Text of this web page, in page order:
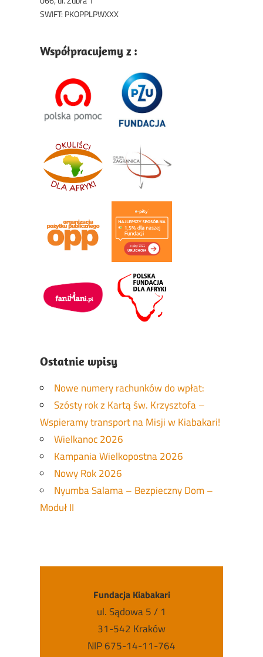
SWIFT: PKOPPLPWXXX
Współpracujemy z :
Ostatnie wpisy
Nowe numery rachunków do wpłat:
Szósty rok z Kartą św. Krzysztofa –
Wspieramy transport na Misji w Kiabakari!
Wielkanoc 2026
Kampania Wielkopostna 2026
Nowy Rok 2026
Nyumba Salama – Bezpieczny Dom –
Moduł II
Fundacja Kiabakari
ul. Sądowa 5 / 1
31-542 Kraków
NIP 675-14-11-764